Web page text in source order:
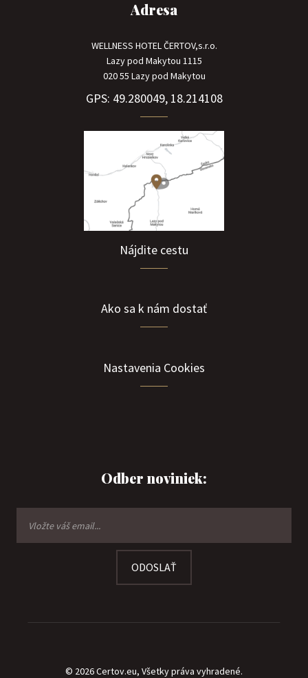
Adresa
WELLNESS HOTEL ČERTOV,s.r.o.
Lazy pod Makytou 1115
020 55 Lazy pod Makytou
GPS: 49.280049, 18.214108
Nájdite cestu
Ako sa k nám dostať
Nastavenia Cookies
Odber noviniek:
ODOSLAŤ
© 2026 Certov.eu, Všetky práva vyhradené.